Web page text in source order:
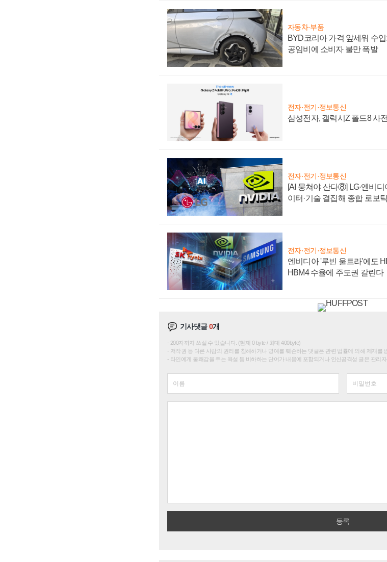
자동차·부품
BYD코리아 가격 앞세워 수
공임비에 소비자 불만 폭발
전자·전기·정보통신
삼성전자, 갤럭시Z 폴드8 사
전자·전기·정보통신
[AI 뭉쳐야 산다⑧] LG·엔비디
이터·기술 결집해 종합 로보
전자·전기·정보통신
엔비디아 '루빈 울트라'에도
HBM4 수율에 주도권 갈린다
기사댓글0개
200자까지 쓰실 수 있습니다. (현재 0 byte / 최대 400byte)
저작권 등 다른 사람의 권리를 침해하거나 명예를 훼손하는 댓글은 관련 법률에 의해 제재를
타인에게 불쾌감을 주는 욕설 등 비하하는 단어가 내용에 포함되거나 인신공격성 글은 관리